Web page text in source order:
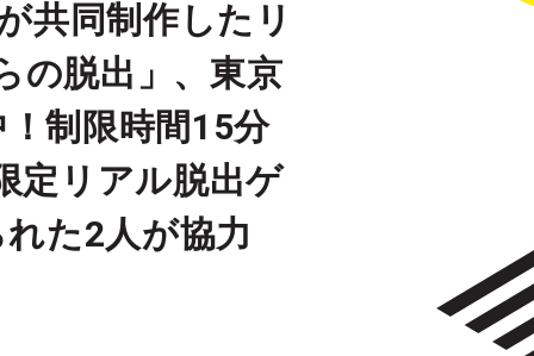
共同制作したリ
の脱出」、東京
制限時間15分
定リアル脱出ゲ
た2人が協力